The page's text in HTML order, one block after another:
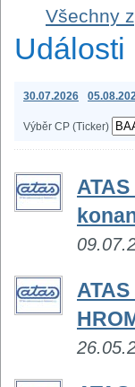
Všechny
Události
30.07.2026
Výběr CP (Ticker)